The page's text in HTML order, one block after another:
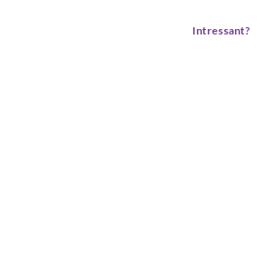
Intressant?